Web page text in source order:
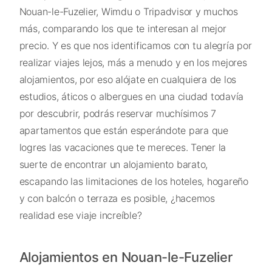
Nouan-le-Fuzelier, Wimdu o Tripadvisor y muchos
más, comparando los que te interesan al mejor
precio. Y es que nos identificamos con tu alegría por
realizar viajes lejos, más a menudo y en los mejores
alojamientos, por eso alójate en cualquiera de los
estudios, áticos o albergues en una ciudad todavía
por descubrir, podrás reservar muchísimos 7
apartamentos que están esperándote para que
logres las vacaciones que te mereces. Tener la
suerte de encontrar un alojamiento barato,
escapando las limitaciones de los hoteles, hogareño
y con balcón o terraza es posible, ¿hacemos
realidad ese viaje increíble?
Alojamientos en Nouan-le-Fuzelier